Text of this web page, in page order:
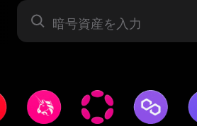
暗号資産